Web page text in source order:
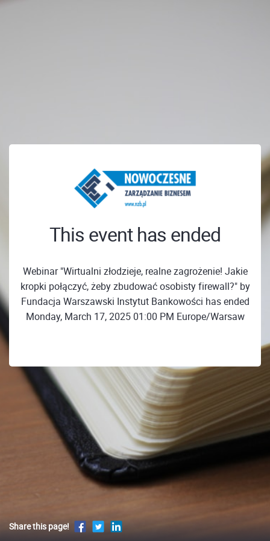
This event has ended
Webinar "Wirtualni złodzieje, realne zagrożenie! Jakie
kropki połączyć, żeby zbudować osobisty firewall?" by
Fundacja Warszawski Instytut Bankowości has ended
Monday, March 17, 2025 01:00 PM Europe/Warsaw
Share this page!